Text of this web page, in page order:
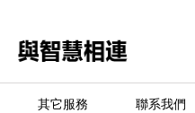
其它服務 聯系我們